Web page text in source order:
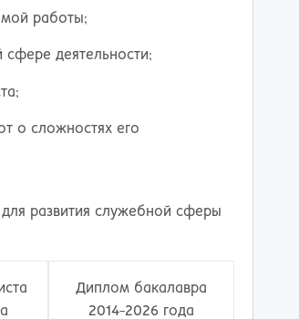
Тверь
Тула
Уфа
Химки
Чебоксары
Челябинск
работы;
деятельности;
о сложностях его
развития служебной сферы
Диплом бакалавра
2014-2026 года